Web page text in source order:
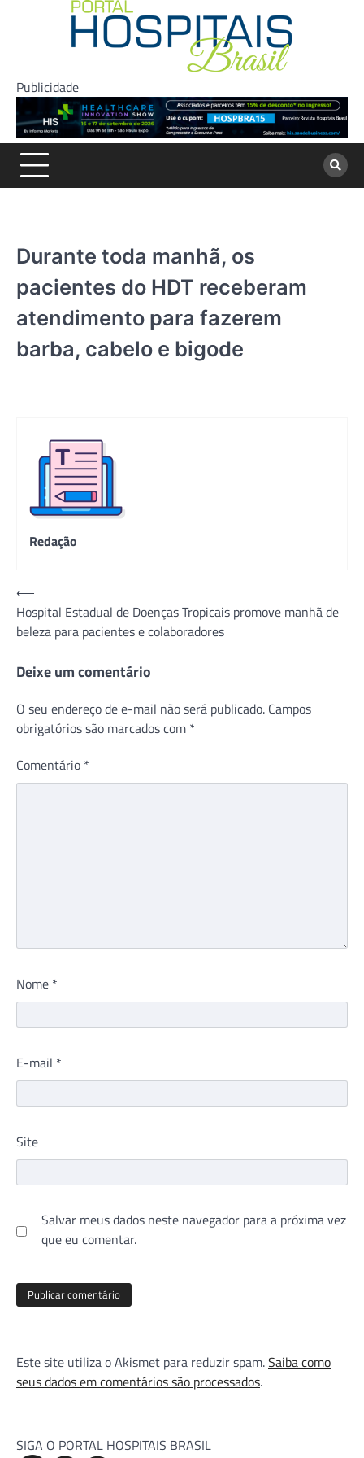
Publicidade
Durante toda manhã, os
pacientes do HDT receberam
atendimento para fazerem
barba, cabelo e bigode
Redação
Navegação
de
Post
⟵
Hospital Estadual de Doenças Tropicais promove manhã de
beleza para pacientes e colaboradores
Deixe um comentário
O seu endereço de e-mail não será publicado. Campos
obrigatórios são marcados com *
Comentário *
Nome *
E-mail *
Site
Salvar meus dados neste navegador para a próxima vez
que eu comentar.
Este site utiliza o Akismet para reduzir spam.Saiba como
seus dados em comentários são processados.
SIGA O PORTAL HOSPITAIS BRASIL